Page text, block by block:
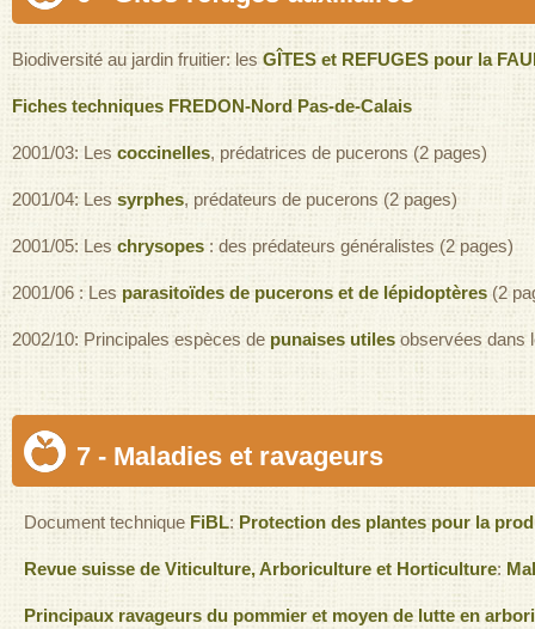
Biodiversité au jardin fruitier: les GÎTES et REFUGES pour la
Fiches techniques FREDON-Nord Pas-de-Calais
2001/03: Lescoccinelles, prédatrices de pucerons (2 pages)
2001/04: Les syrphes, prédateurs de pucerons (2 pages)
2001/05: Leschrysopes : des prédateurs généralistes (2 pages)
2001/06 : Les parasitoïdes de pucerons et de lépidoptères (2
2002/10: Principales espèces de punaises utiles observées dans
7 - Maladies et ravageurs
Document technique FiBL: Protection des plantes pour la
Revue suisse de Viticulture, Arboriculture et Horticulture:
Principaux ravageurs du pommier et moyen de lutte en